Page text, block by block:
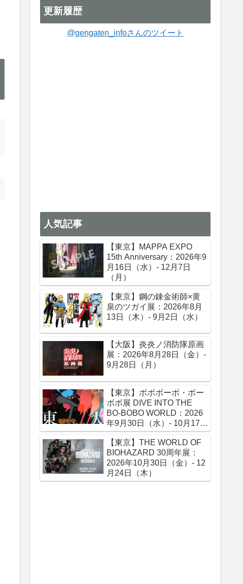
更新履歴
@gengaten_infoさんのツイート
人気記事
【東京】MAPPA EXPO
15th Anniversary：2026年9
月16日（水）- 12月7日
（月）
【東京】鋼の錬金術師×黄
泉のツガイ展：2026年8月
13日（木）- 9月2日（水）
【大阪】炎炎ノ消防隊原画
展：2026年8月28日（金）-
9月28日（月）
【東京】ボボボーボ・ボー
ボボ展 DIVE INTO THE
BO-BOBO WORLD：2026
年9月30日（水）- 10月17日
（土）
【東京】THE WORLD OF
BIOHAZARD 30周年展：
2026年10月30日（金）- 12
月24日（木）